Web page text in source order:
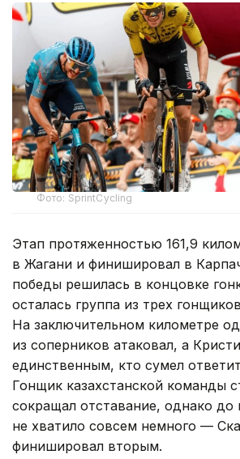
Фото: SprintCycling
Этап протяженностью 161,9
в Жагани и финишировал в
победы решилась в концовке
осталась группа из трех
На заключительном километре
из соперников атаковал, а
единственным, кто сумел
Гонщик казахстанской команды
сокращал отставание, однако
не хватило совсем немного —
финишировал вторым.